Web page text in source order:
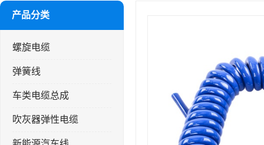
产品分类
螺旋电缆
弹簧线
车类电缆总成
吹灰器弹性电缆